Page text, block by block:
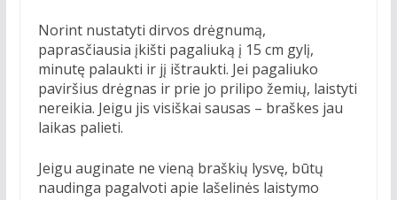
Norint nustatyti dirvos drėgnumą,
paprasčiausia įkišti pagaliuką į 15 cm gylį,
minutę palaukti ir jį ištraukti. Jei pagaliuko
paviršius drėgnas ir prie jo prilipo žemių, laistyti
nereikia. Jeigu jis visiškai sausas – braškes jau
laikas palieti.
Jeigu auginate ne vieną braškių lysvę, būtų
naudinga pagalvoti apie lašelinės laistymo